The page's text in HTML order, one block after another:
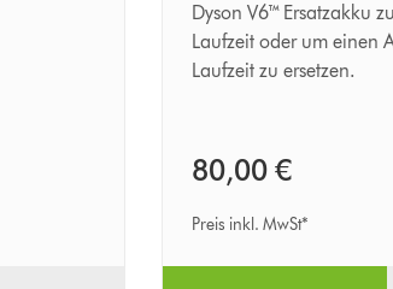
Dyson V6™ Ersatzakku
Laufzeit oder um einen
Laufzeit zu ersetzen.
80,00 €
Preis inkl. MwSt*